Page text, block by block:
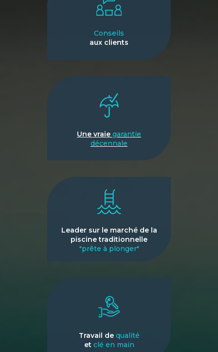
Conseils
aux clients
Une vraie garantie
décennale
Leader sur le marché de la
piscine traditionnelle
"prête à plonger"
Travail de qualité
et clé en main